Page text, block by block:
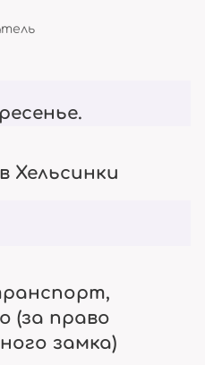
Хельсинки
(за право
замка)